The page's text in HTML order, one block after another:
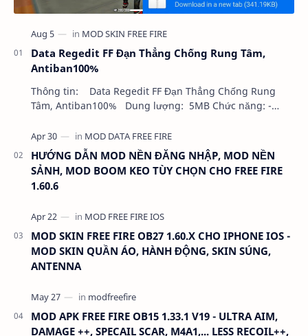
Data Regedit FF Đạn Thẳng Chống Rung Tâm,
Antiban100%
Thông tin: Data Regedit FF Đạn Thẳng Chống Rung
Tâm, Antiban100% Dung lượng: 5MB Chức năng: -
HƯỚNG DẪN MOD NỀN ĐĂNG NHẬP, MOD NỀN
SẢNH, MOD BOOM KEO TÙY CHỌN CHO FREE FIRE
1.60.6
MOD SKIN FREE FIRE OB27 1.60.X CHO IPHONE IOS -
MOD SKIN QUẦN ÁO, HÀNH ĐỘNG, SKIN SÚNG,
ANTENNA
MOD APK FREE FIRE OB15 1.33.1 V19 - ULTRA AIM,
DAMAGE ++, SPECAIL SCAR, M4A1,... LESS RECOIL++,